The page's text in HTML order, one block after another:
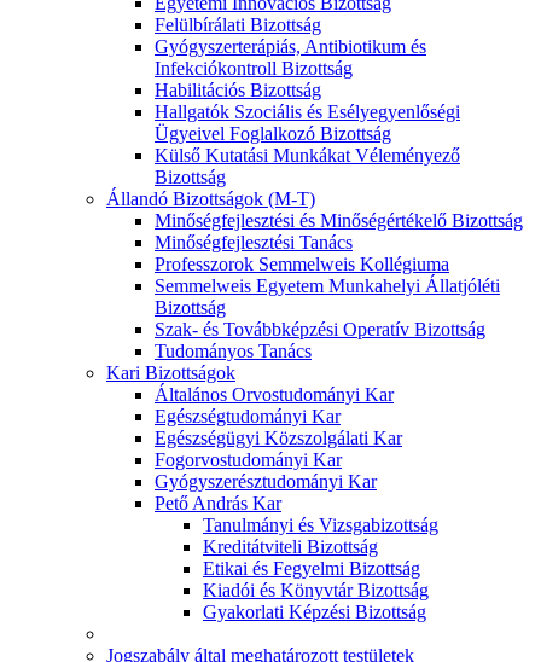
Felülbírálati Bizottság
Gyógyszerterápiás, Antibiotikum és
Infekciókontroll Bizottság
Habilitációs Bizottság
Hallgatók Szociális és Esélyegyenlőségi
Ügyeivel Foglalkozó Bizottság
Külső Kutatási Munkákat Véleményező
Bizottság
Állandó Bizottságok (M-T)
Minőségfejlesztési és Minőségértékelő Bizottság
Minőségfejlesztési Tanács
Professzorok Semmelweis Kollégiuma
Semmelweis Egyetem Munkahelyi Állatjóléti
Bizottság
Szak- és Továbbképzési Operatív Bizottság
Tudományos Tanács
Kari Bizottságok
Általános Orvostudományi Kar
Egészségtudományi Kar
Egészségügyi Közszolgálati Kar
Fogorvostudományi Kar
Gyógyszerésztudományi Kar
Pető András Kar
Tanulmányi és Vizsgabizottság
Kreditátviteli Bizottság
Etikai és Fegyelmi Bizottság
Kiadói és Könyvtár Bizottság
Gyakorlati Képzési Bizottság
Jogszabály által meghatározott testületek